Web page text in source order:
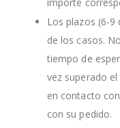
importe
Los plazos (6-9
de los casos.
tiempo de
vez superado
en contacto
con su pedido.